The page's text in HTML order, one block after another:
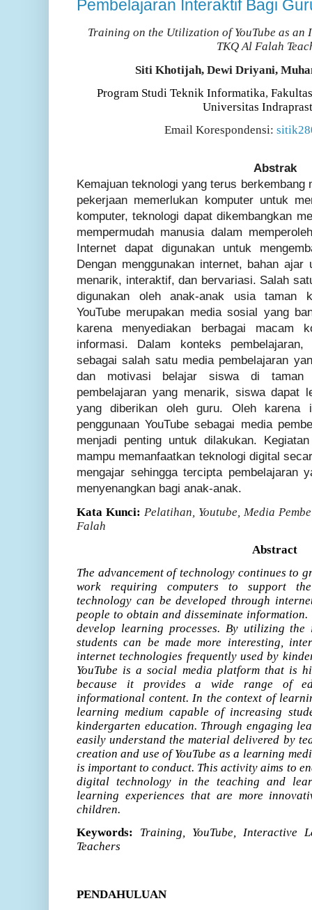
Pembelajaran Interaktif Bagi
Training on the Utilization of YouTube as
TKQ Al Falah
Siti Khotijah, Dewi Driyani,
Program StudiTeknikInformatika,
Universitas
Email Korespondensi:
Abstrak
Kemajuan teknologi yang terus berkembang
pekerjaan memerlukan komputer untuk
komputer, teknologi dapat dikembangkan
mempermudah manusia dalam
Internet dapat digunakan untuk
Dengan menggunakan internet, bahan
menarik, interaktif, dan bervariasi. Salah
digunakan oleh anak-anak usia taman
YouTube merupakan media sosial yang
karena menyediakan berbagai macam
informasi. Dalam konteks pembelajaran,
sebagai salah satu media pembelajaran
dan motivasi belajar siswa di taman
pembelajaran yang menarik, siswa dapat
yang diberikan oleh guru. Oleh karena
penggunaan YouTube sebagai media
menjadi penting untuk dilakukan.
mampu memanfaatkan teknologi digital
mengajar sehingga tercipta pembelajaran
menyenangkan bagi anak-anak.
Kata Kunci: Pelatihan, Youtube, Media
Falah
Abstract
The advancement of technology continues to
work requiring computers to support
technology can be developed through
people to obtain and disseminate
develop learning processes. By utilizing
students can be made more interesting,
internet technologies frequently used by
YouTube is a social media platform that is
because it provides a wide range of
informational content. In the context of
learning medium capable of increasing
kindergarten education. Through engaging
easily understand the material delivered by
creation and use of YouTube as a learning
is important to conduct. This activity aims to
digital technology in the teaching and
learning experiences that are more
children.
Keywords:
Training, YouTube, Interactive
Teachers
PENDAHULUAN